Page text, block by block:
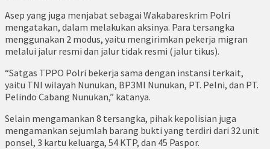
Asep yang juga menjabat sebagai Wakabareskrim Polri
mengatakan, dalam melakukan aksinya. Para tersangka
menggunakan 2 modus, yaitu mengirimkan pekerja migran
melalui jalur resmi dan jalur tidak resmi (jalur tikus).
“Satgas TPPO Polri bekerja sama dengan instansi terkait,
yaitu TNI wilayah Nunukan, BP3MI Nunukan, PT. Pelni, dan PT.
Pelindo Cabang Nunukan,” katanya.
Selain mengamankan 8 tersangka, pihak kepolisian juga
mengamankan sejumlah barang bukti yang terdiri dari 32 unit
ponsel, 3 kartu keluarga, 54 KTP, dan 45 Paspor.